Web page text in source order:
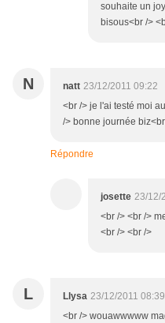
souhaite un
bisous<br />
N natt 23/12/2011 09:22
<br /> je l'ai testé moi
/> bonne journée
Répondre
josette 23/12/
<br /> <br />
<br /> <br />
L Llysa 23/12/2011 08:39
<br /> wouawwwww